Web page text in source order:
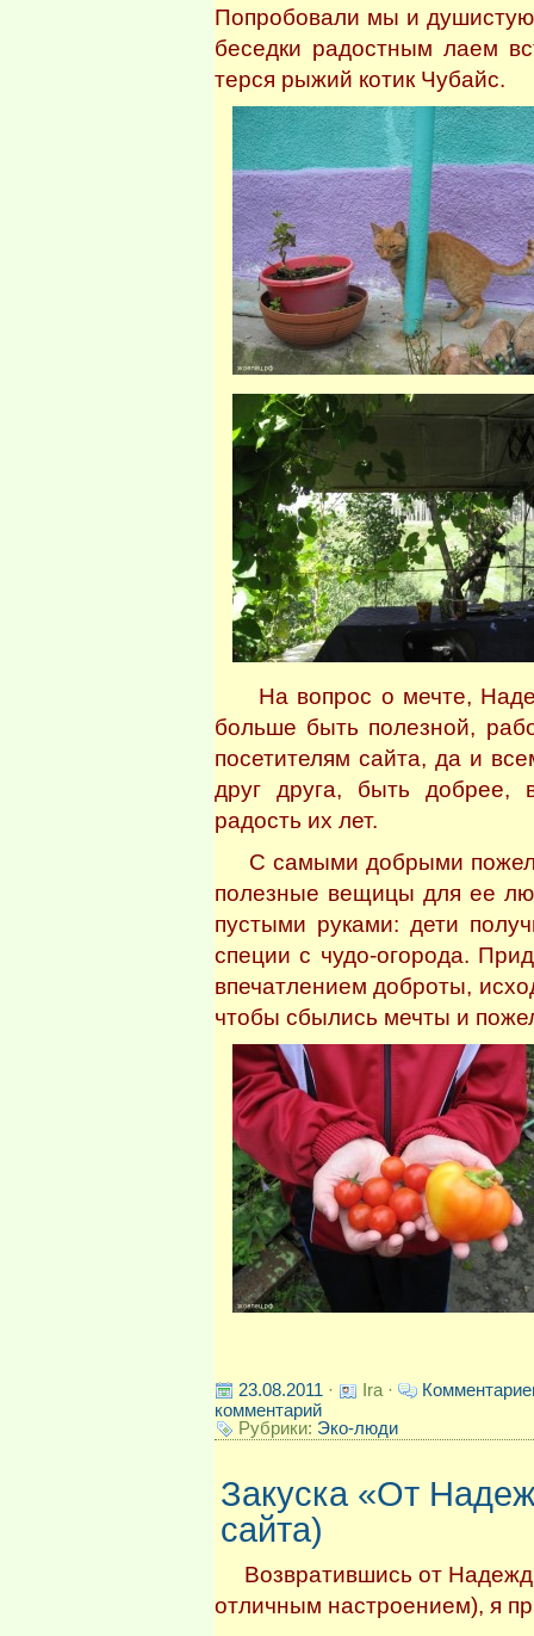
Попробовали мы и
беседки радостным лаем
терся рыжий котик Чубайс.
На вопрос о мечте,
больше быть полезной,
посетителям сайта, да и
друг друга, быть добрее,
радость их лет.
С самыми добрыми
полезные вещицы для ее
пустыми руками: дети
специи с чудо-огорода.
впечатлением доброты,
чтобы сбылись мечты и
23.08.2011 · Ira ·
комментарий
Рубрики: Эко-люди
Закуска «От
сайта)
Возвратившись от
отличным настроением), я